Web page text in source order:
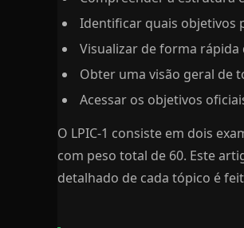
Identificar quais objetivos
Visualizar de forma
Obter uma visão geral de
Acessar os objetivos
O LPIC-1 consiste em dois
com peso total de 60. Este
detalhado de cada tópico é